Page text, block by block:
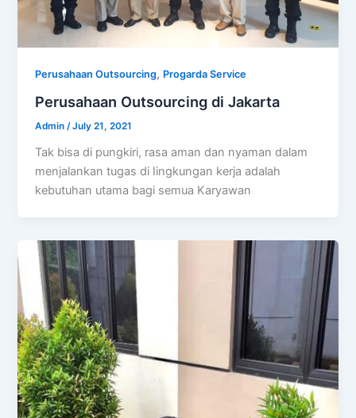
Perusahaan Outsourcing, Progarda Service
Perusahaan Outsourcing di Jakarta
Admin/July 21, 2021
Tak bisa di pungkiri, rasa aman dan nyaman dalam
menjalankan tugas di Iingkungan kerja adalah
kebutuhan utama bagi semua Karyawan